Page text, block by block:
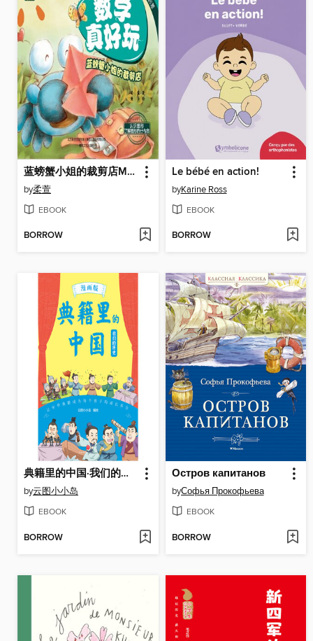
蓝螃蟹小姐的裁剪店Miss Blue Crab's Tailoring Shop
by柔萱
EBOOK
BORROW
Le bébé en action!
byKarine Ross
EBOOK
BORROW
典籍里的中国·我们的历史（漫画版）
by云图小小岛
EBOOK
BORROW
Остров капитанов
byСофья Прокофьева
EBOOK
BORROW